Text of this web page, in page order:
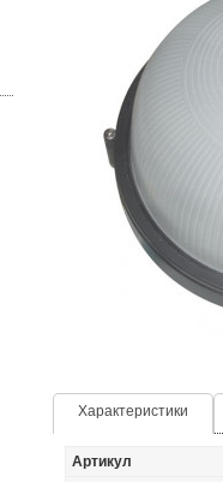
Характеристики
Артикул